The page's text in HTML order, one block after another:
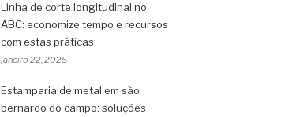
Linha de corte longitudinal no
ABC: economize tempo e recursos
com estas práticas
janeiro 22, 2025
Estamparia de metal em são
bernardo do campo: soluções